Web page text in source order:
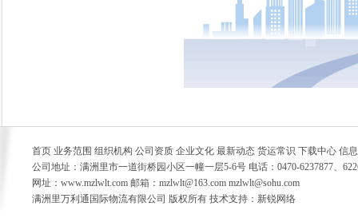
首页 业务范围 组织机构 公司资质 企业文化 最新动态 货运常识 下载中心 信
公司地址：满洲里市一道街桥园小区一幢一层5-6号 电话：0470-6237877、
网址：www.mzlwlt.com 邮箱：mzlwlt@163.com mzlwlt@sohu.com
满洲里万利通国际物流有限公司 版权所有 技术支持：新锐网络